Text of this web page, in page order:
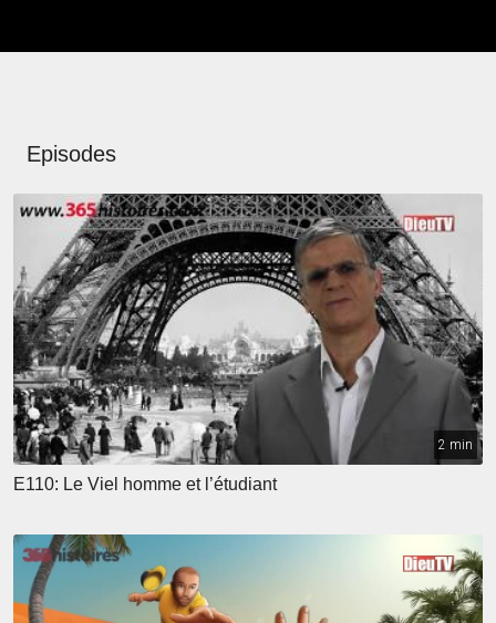
Episodes
2 min
E110: Le Viel homme et l’étudiant